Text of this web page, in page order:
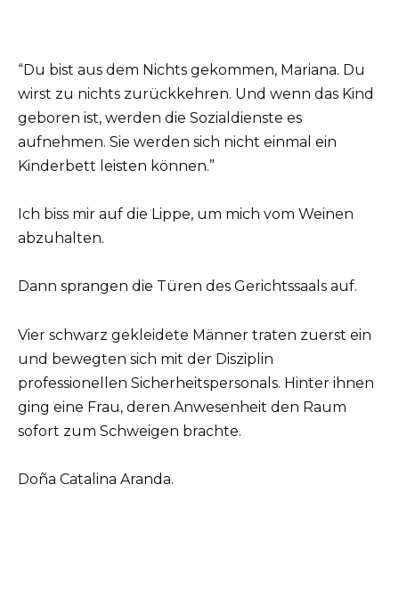
“Du bist aus dem Nichts gekommen, Mariana. Du
wirst zu nichts zurückkehren. Und wenn das Kind
geboren ist, werden die Sozialdienste es
aufnehmen. Sie werden sich nicht einmal ein
Kinderbett leisten können.”
Ich biss mir auf die Lippe, um mich vom Weinen
abzuhalten.
Dann sprangen die Türen des Gerichtssaals auf.
Vier schwarz gekleidete Männer traten zuerst ein
und bewegten sich mit der Disziplin
professionellen Sicherheitspersonals. Hinter ihnen
ging eine Frau, deren Anwesenheit den Raum
sofort zum Schweigen brachte.
Doña Catalina Aranda.